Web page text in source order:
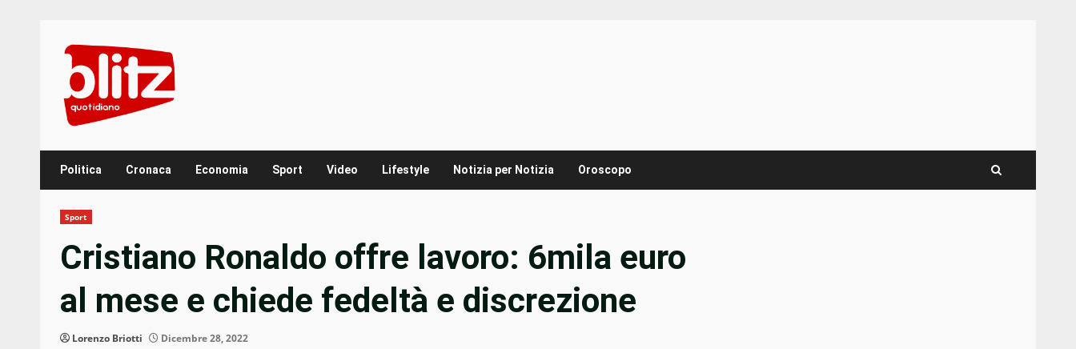
content
Politica Cronaca Economia Sport Video Lifestyle Notizia per Notizia Oroscopo
Sport
Cristiano Ronaldo offre lavoro: 6mila euro
al mese e chiede fedeltà e discrezione
Lorenzo Briotti Dicembre 28, 2022